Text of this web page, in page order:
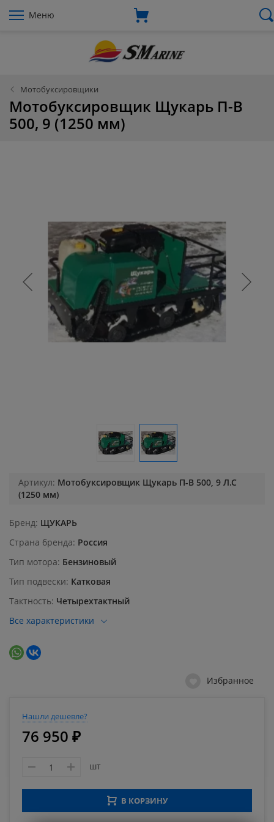
Меню
Мотобуксировщики
Мотобуксировщик Щукарь П-В
500, 9 (1250 мм)
Артикул: Мотобуксировщик Щукарь П-В 500, 9 Л.С
(1250 мм)
Бренд ЩУКАРЬ
Страна бренда Россия
Тип мотора Бензиновый
Тип подвески Катковая
Тактность Четырехтактный
Все характеристики
Избранное
Нашли дешевле?
76 950 ₽
шт
В КОРЗИНУ